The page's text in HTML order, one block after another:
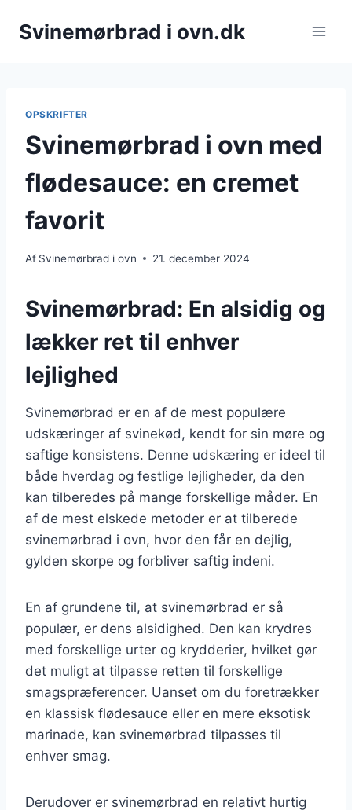
Svinemørbrad i ovn.dk
OPSKRIFTER
Svinemørbrad i ovn med
flødesauce: en cremet
favorit
Af Svinemørbrad i ovn 21. december 2024
Svinemørbrad: En alsidig og
lækker ret til enhver
lejlighed
Svinemørbrad er en af de mest populære
udskæringer af svinekød, kendt for sin møre og
saftige konsistens. Denne udskæring er ideel til
både hverdag og festlige lejligheder, da den
kan tilberedes på mange forskellige måder. En
af de mest elskede metoder er at tilberede
svinemørbrad i ovn, hvor den får en dejlig,
gylden skorpe og forbliver saftig indeni.
En af grundene til, at svinemørbrad er så
populær, er dens alsidighed. Den kan krydres
med forskellige urter og krydderier, hvilket gør
det muligt at tilpasse retten til forskellige
smagspræferencer. Uanset om du foretrækker
en klassisk flødesauce eller en mere eksotisk
marinade, kan svinemørbrad tilpasses til
enhver smag.
Derudover er svinemørbrad en relativt hurtig